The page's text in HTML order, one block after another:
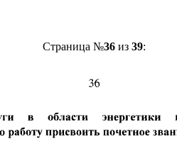
Страница №36из 39: